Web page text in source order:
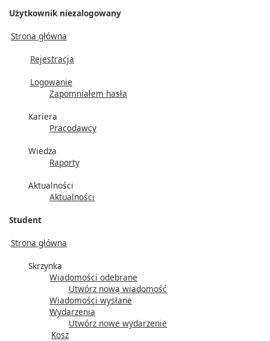
Użytkownik niezalogowany
Strona główna
Rejestracja
Logowanie
Zapomniałem hasła
Kariera
Pracodawcy
Wiedza
Raporty
Aktualności
Aktualności
Student
Strona główna
Skrzynka
Wiadomości odebrane
Utwórz nową wiadomość
Wiadomości wysłane
Wydarzenia
Utwórz nowe wydarzenie
Kosz